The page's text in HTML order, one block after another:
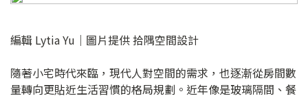
編輯 Lytia Yu｜圖片提供 拾隅空間設計
隨著小宅時代來臨，現代人對空間的需求，也逐漸從房間數
量轉向更貼近生活習慣的格局規劃。近年像是玻璃隔間、餐